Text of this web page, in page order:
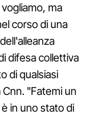
ma
corso di una
difesa collettiva
di qualsiasi
"Fatemi un
in uno stato di